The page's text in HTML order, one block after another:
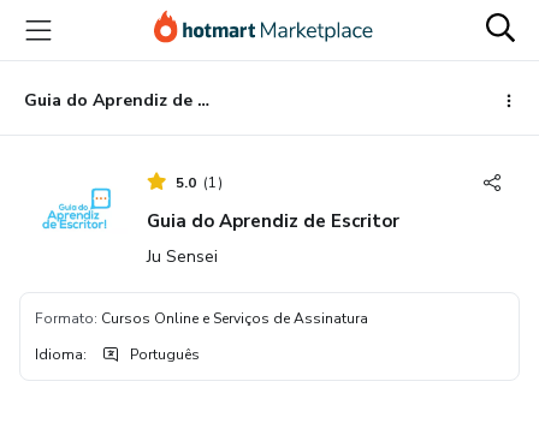
para
conteúdo
principal
para
pagamento
para
rodapé
Guia do Aprendiz de Escritor
5.0 (1)
Guia do Aprendiz de Escritor
Ju Sensei
Formato: Cursos Online e Serviços de Assinatura
Idioma: Português